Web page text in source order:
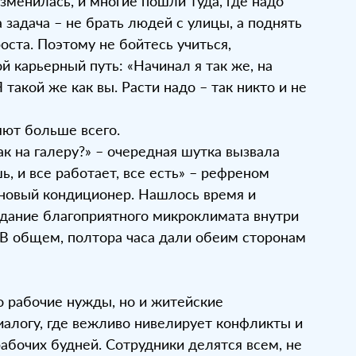
– не брать людей с улицы, а поднять
Поэтому не бойтесь учиться,
карьерный путь: «Начинал я так же, на
же как вы. Расти надо – так никто и не
больше всего.
на галеру?» – очередная шутка вызвала
и все работает, все есть» – рефреном
кондиционер. Нашлось время и
благоприятного микроклимата внутри
общем, полтора часа дали обеим сторонам
рабочие нужды, но и житейские
где вежливо нивелирует конфликты и
будней. Сотрудники делятся всем, не